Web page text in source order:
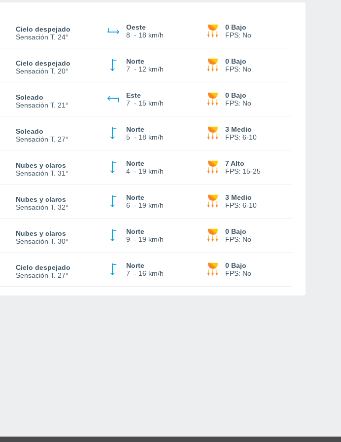
Cielo despejado
Sensación T. 24°
Oeste
8 - 18 km/h
0 Bajo
FPS: No
Cielo despejado
Sensación T. 20°
Norte
7 - 12 km/h
0 Bajo
FPS: No
Soleado
Sensación T. 21°
Este
7 - 15 km/h
0 Bajo
FPS: No
Soleado
Sensación T. 27°
Norte
5 - 18 km/h
3 Medio
FPS: 6-10
Nubes y claros
Sensación T. 31°
Norte
4 - 19 km/h
7 Alto
FPS: 15-25
Nubes y claros
Sensación T. 32°
Norte
6 - 19 km/h
3 Medio
FPS: 6-10
Nubes y claros
Sensación T. 30°
Norte
9 - 19 km/h
0 Bajo
FPS: No
Cielo despejado
Sensación T. 27°
Norte
7 - 16 km/h
0 Bajo
FPS: No